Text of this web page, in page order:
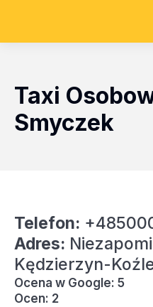
Taxi
Smyczek
Telefon:
Adres:
Kędzierzyn-
Ocena w Google: 5
Ocen: 2